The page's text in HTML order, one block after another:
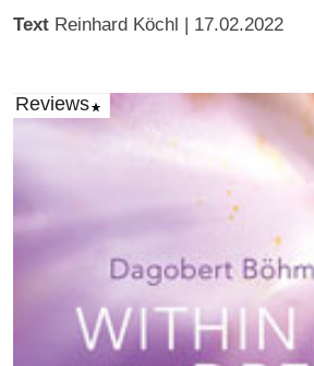
Text Reinhard Köchl | 17.02.2022
Reviews